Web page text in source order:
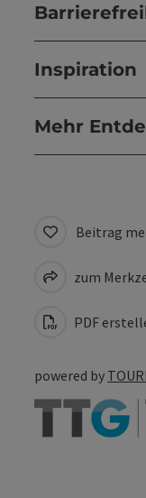
Inspiration
Mehr
Beitrag
zum
PDF
powered by